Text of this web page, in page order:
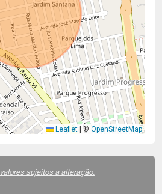
Leaflet © OpenStreetMap
valores sujeitos a alteração.